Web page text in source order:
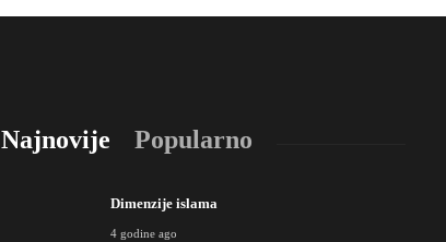
Najnovije Popularno
Dimenzije islama
4 godine ago